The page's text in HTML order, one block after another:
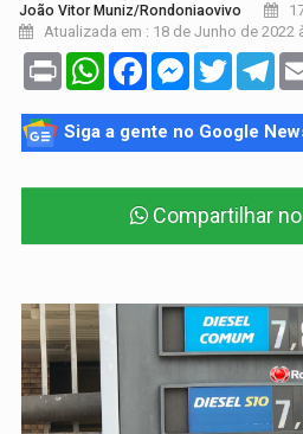
João Vitor Muniz/Rondoniaovivo
Atualizada em : 18 de Junho de 2022
Print WhatsAppFacebookMessenger
Twitter
Siga a gente no Google
Compartilhar